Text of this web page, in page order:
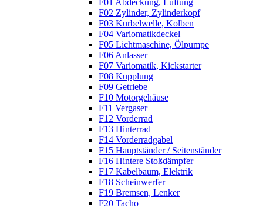
F02 Zylinder, Zylinderkopf
F03 Kurbelwelle, Kolben
F04 Variomatikdeckel
F05 Lichtmaschine, Ölpumpe
F06 Anlasser
F07 Variomatik, Kickstarter
F08 Kupplung
F09 Getriebe
F10 Motorgehäuse
F11 Vergaser
F12 Vorderrad
F13 Hinterrad
F14 Vorderradgabel
F15 Hauptständer / Seitenständer
F16 Hintere Stoßdämpfer
F17 Kabelbaum, Elektrik
F18 Scheinwerfer
F19 Bremsen, Lenker
F20 Tacho